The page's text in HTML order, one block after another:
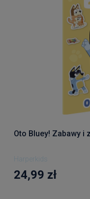
Oto Bluey! Zabawy i
Harperkids
24,99 zł